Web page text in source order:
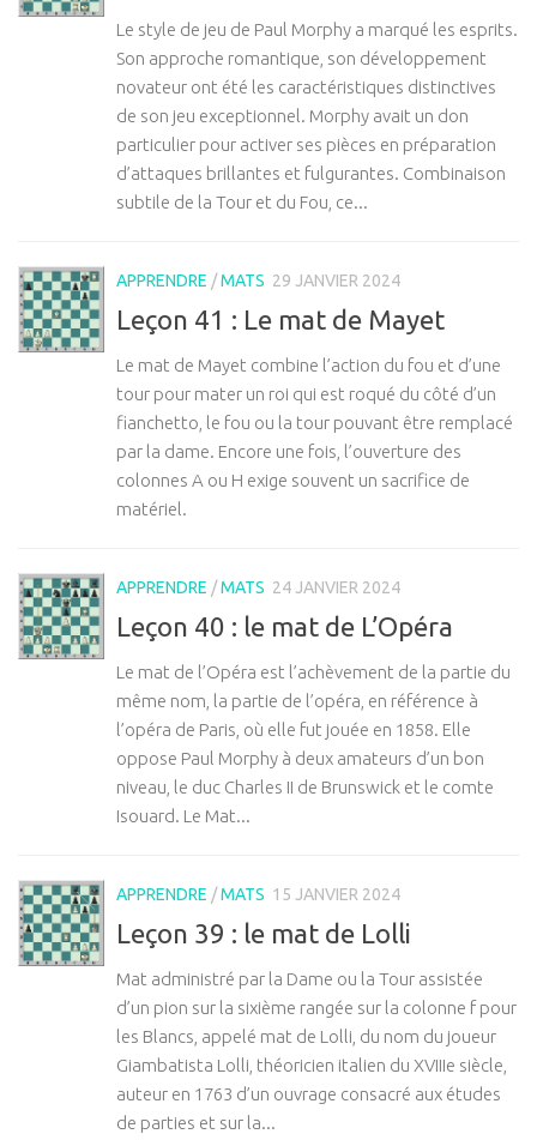
Le style de jeu de Paul Morphy a marqué les esprits.
Son approche romantique, son développement
novateur ont été les caractéristiques distinctives
de son jeu exceptionnel. Morphy avait un don
particulier pour activer ses pièces en préparation
d’attaques brillantes et fulgurantes. Combinaison
subtile de la Tour et du Fou, ce...
APPRENDRE /MATS 29 JANVIER 2024
Leçon 41 : Le mat de Mayet
Le mat de Mayet combine l’action du fou et d’une
tour pour mater un roi qui est roqué du côté d’un
fianchetto, le fou ou la tour pouvant être remplacé
par la dame. Encore une fois, l’ouverture des
colonnes A ou H exige souvent un sacrifice de
matériel.
APPRENDRE /MATS 24 JANVIER 2024
Leçon 40 : le mat de L’Opéra
Le mat de l’Opéra est l’achèvement de la partie du
même nom, la partie de l’opéra, en référence à
l’opéra de Paris, où elle fut jouée en 1858. Elle
oppose Paul Morphy à deux amateurs d’un bon
niveau, le duc Charles II de Brunswick et le comte
Isouard. Le Mat...
APPRENDRE /MATS 15 JANVIER 2024
Leçon 39 : le mat de Lolli
Mat administré par la Dame ou la Tour assistée
d’un pion sur la sixième rangée sur la colonne f pour
les Blancs, appelé mat de Lolli, du nom du joueur
Giambatista Lolli, théoricien italien du XVIIIe siècle,
auteur en 1763 d’un ouvrage consacré aux études
de parties et sur la...